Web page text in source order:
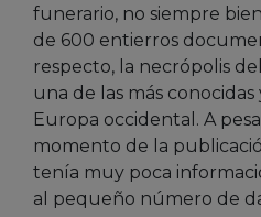
funerario, no siempre
de 600 entierros
respecto, la necrópolis
una de las más
Europa occidental. A
momento de la
tenía muy poca
al pequeño número de